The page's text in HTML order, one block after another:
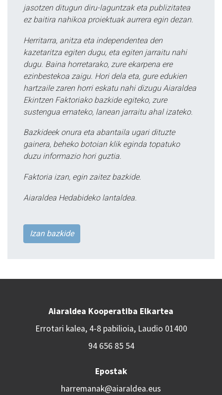
jasotzen ditugun diru-laguntzak eta publizitatea
ez baitira nahikoa proiektuak aurrera egin dezan.
Herritarra, anitza eta independentea den
kazetaritza egiten dugu, eta egiten jarraitu nahi
dugu. Baina horretarako, zure ekarpena ere
ezinbestekoa zaigu. Hori dela eta, gure edukien
hartzaile zaren horri eskatu nahi dizugu Aiaraldea
Ekintzen Faktoriako bazkide egiteko, zure
sustengua emateko, lanean jarraitu ahal izateko.
Bazkideek onura eta abantaila ugari dituzte
gainera, beheko botoian klik eginda topatuko
duzu informazio hori guztia.
Faktoria izan, egin zaitez bazkide.
Aiaraldea Hedabideko lantaldea.
Izan bazkide
Aiaraldea Kooperatiba Elkartea
Errotari kalea, 4-8 pabilioia, Laudio 01400
94 656 85 54
Epostak
harremanak@aiaraldea.eus